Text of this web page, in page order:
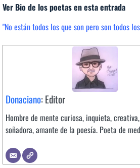
Ver Bio de los poetas en esta entrada
"No están todos los que son pero son todos
Donaciano: Editor
Hombre de mente curiosa, inquieta,
soñadora, amante de la poesía. Poeta de